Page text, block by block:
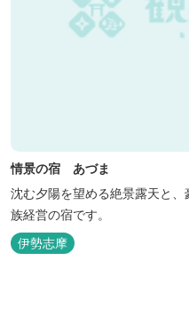
情景の宿 あづま
沈む夕陽を望める絶景露天と
族経営の宿です。
伊勢志摩